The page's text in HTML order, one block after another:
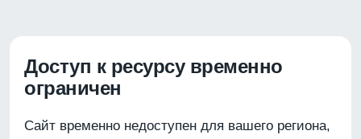
Доступ к ресурсу временно
ограничен
Сайт временно недоступен для вашего региона,